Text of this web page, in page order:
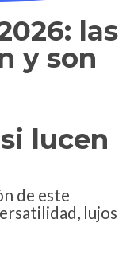
las
y son
lucen
de este
lujos